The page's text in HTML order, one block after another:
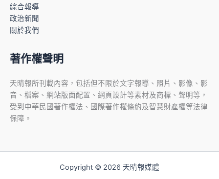
綜合報導
政治新聞
關於我們
著作權聲明
天晴報所刊載內容，包括但不限於文字報導、照片、影像、影
音、檔案、網站版面配置、網頁設計等素材及商標、聲明等，
受到中華民國著作權法、國際著作權條約及智慧財產權等法律
保障。
Copyright © 2026 天晴報媒體